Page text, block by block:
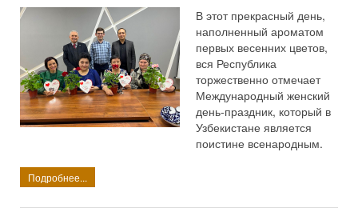
В этот прекрасный день,
наполненный ароматом
первых весенних цветов,
вся Республика
торжественно отмечает
Международный женский
день-праздник, который в
Узбекистане является
поистине всенародным.
Подробнее...